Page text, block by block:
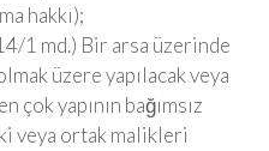
hakkı);
1 md.) Bir arsa üzerinde
üzere yapılacak veya
çok yapının bağımsız
veya ortak malikleri